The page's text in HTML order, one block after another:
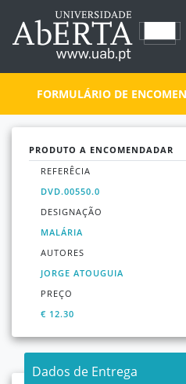
FORMULÁRIO DE
PRODUTO A ENCOMENDADAR
REFERÊCIA
DVD.00550.0
DESIGNAÇÃO
MALÁRIA
AUTORES
JORGE ATOUGUIA
PREÇO
€ 12.30
Dados de Entrega